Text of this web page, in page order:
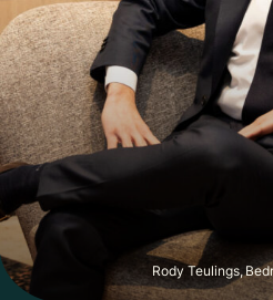
Rody Teulings,